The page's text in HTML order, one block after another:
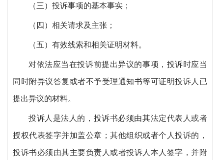
（三）投诉事项的基本事实；
（四）相关请求及主张；
（五）有效线索和相关证明材料。
对依法应当在投诉前提出异议的事项，投诉时应当
同时附异议答复或者不予受理通知书等可证明投诉人已
提出异议的材料。
投诉人是法人的，投诉书必须由其法定代表人或者
授权代表签字并加盖公章；其他组织或者个人投诉的，
投诉书必须由其主要负责人或者投诉人本人签字，并附